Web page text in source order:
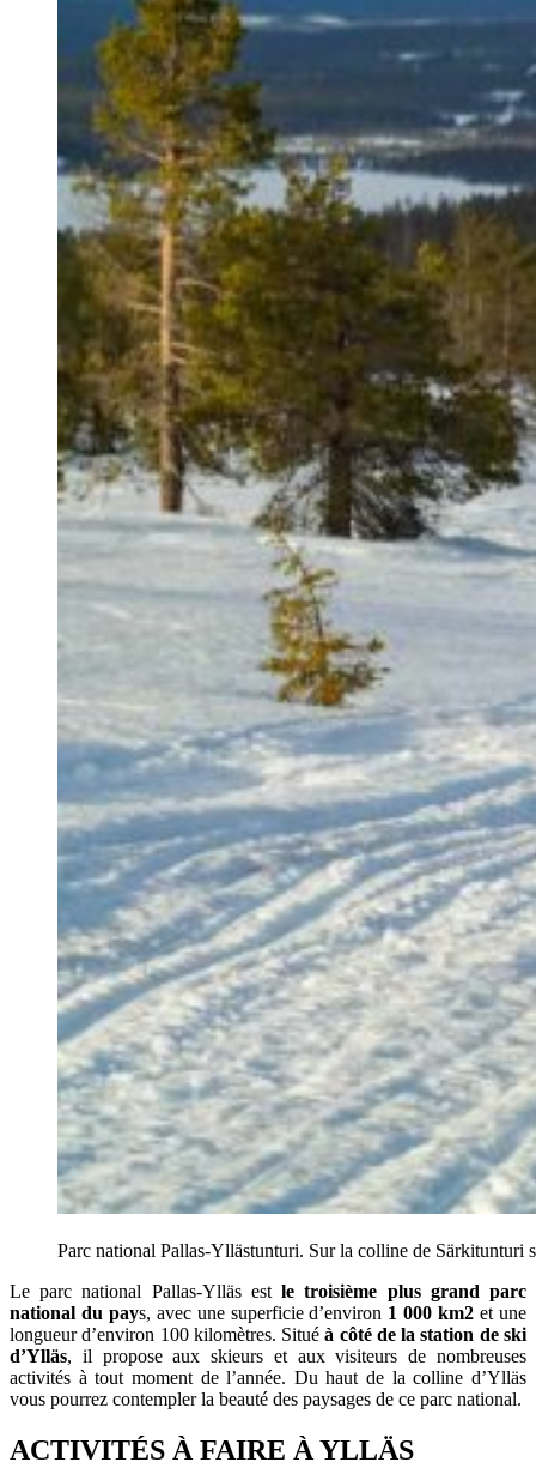
Parc national Pallas-Yllästunturi. Sur la colline de Särkitunturi
Le parc national Pallas-Ylläs estle troisième plus grand parc
national du pays, avec une superficie d’environ 1 000 km2 et une
longueur d’environ 100 kilomètres. Situéà côté de la station de ski
d’Ylläs, il propose aux skieurs et aux visiteurs de nombreuses
activités à tout moment de l’année. Du haut de la colline d’Ylläs
vous pourrez contempler la beauté des paysages de ce parc national.
ACTIVITÉS À FAIRE À YLLÄS